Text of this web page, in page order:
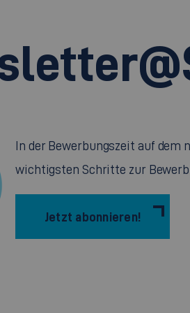
In der Bewerbungszeit auf
wichtigsten Schritte zur
Jetzt abonnieren!